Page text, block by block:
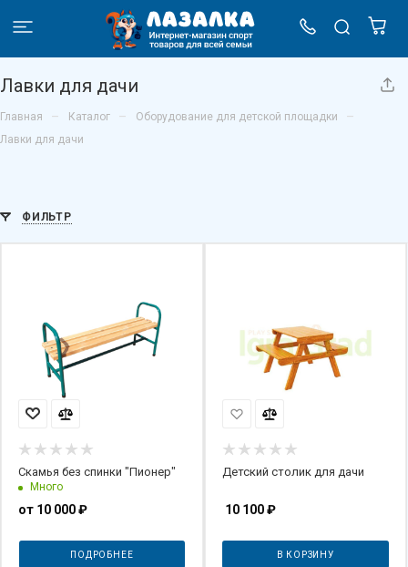
Лавки для дачи
Главная – Каталог – Оборудование для детской площадки –
Лавки для дачи
ФИЛЬТР
Скамья без спинки "Пионер"
Много
от 10 000 ₽
ПОДРОБНЕЕ
Детский столик для дачи
10 100₽
В КОРЗИНУ